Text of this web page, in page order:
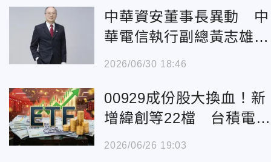
中華資安董事長異動 中
華電信執行副總黃志雄接
任
2026/06/30 18:46
00929成份股大換血！新
增緯創等22檔 台積電、
聯發科遭刪除
2026/06/26 19:03